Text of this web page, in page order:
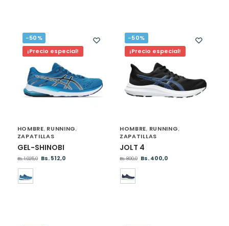
-50%
¡Precio especial!
HOMBRE, RUNNING,
ZAPATILLAS
GEL-SHINOBI
Bs.1.025,0 Bs. 512,0
-50%
¡Precio especial!
HOMBRE, RUNNING,
ZAPATILLAS
JOLT 4
Bs.800,0 Bs. 400,0